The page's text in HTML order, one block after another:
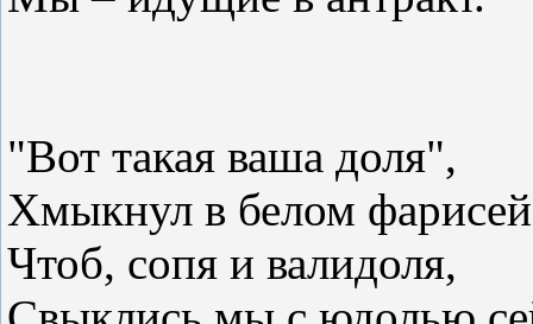
"Вот такая ваша доля",
Хмыкнул в белом
Чтоб, сопя и валидоля,